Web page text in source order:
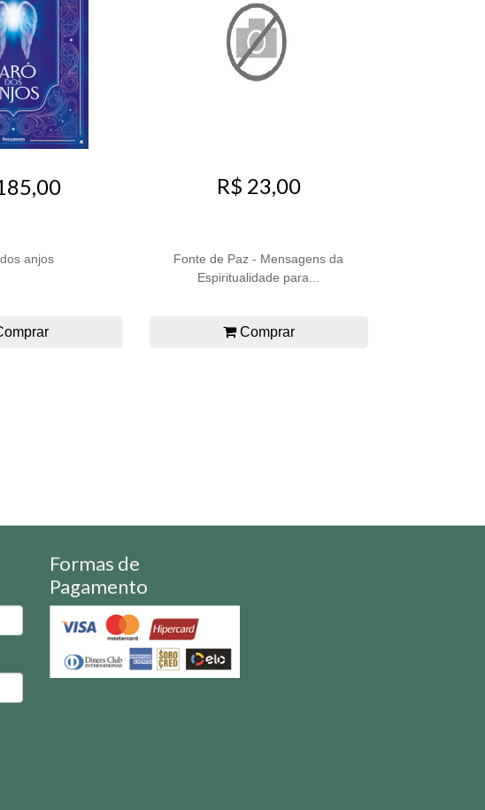
anjos
R$ 23,00
Fonte de Paz - Mensagens da
Espiritualidade para...
Comprar
Formas de
Pagamento